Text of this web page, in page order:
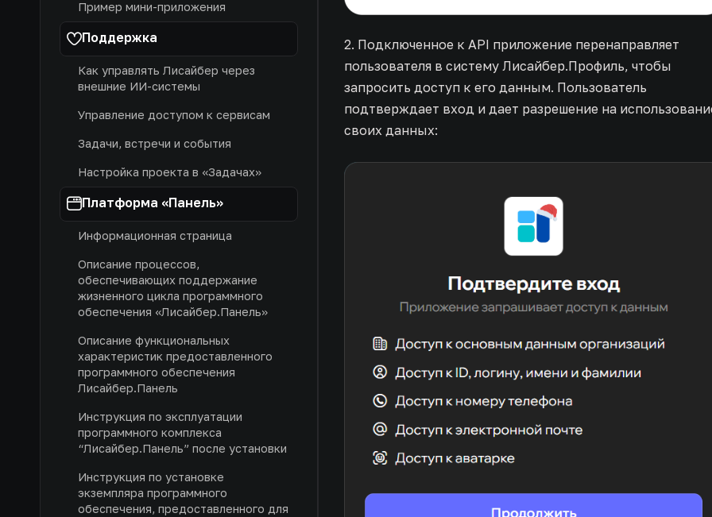
Пример мини-приложения
Поддержка
Как управлять Лисайбер через
внешние ИИ-системы
Управление доступом к сервисам
Задачи, встречи и события
Настройка проекта в «Задачах»
Платформа «Панель»
Информационная страница
Описание процессов,
обеспечивающих поддержание
жизненного цикла программного
обеспечения «Лисайбер.Панель»
Описание функциональных
характеристик предоставленного
программного обеспечения
Лисайбер.Панель
Инструкция по эксплуатации
программного комплекса
“Лисайбер.Панель” после установки
Инструкция по установке
экземпляра программного
обеспечения, предоставленного для
2. Подключенное к API приложение перенаправляет
пользователя в систему Лисайбер.Профиль, чтобы
запросить доступ к его данным. Пользователь
подтверждает вход и дает разрешение на
своих данных: